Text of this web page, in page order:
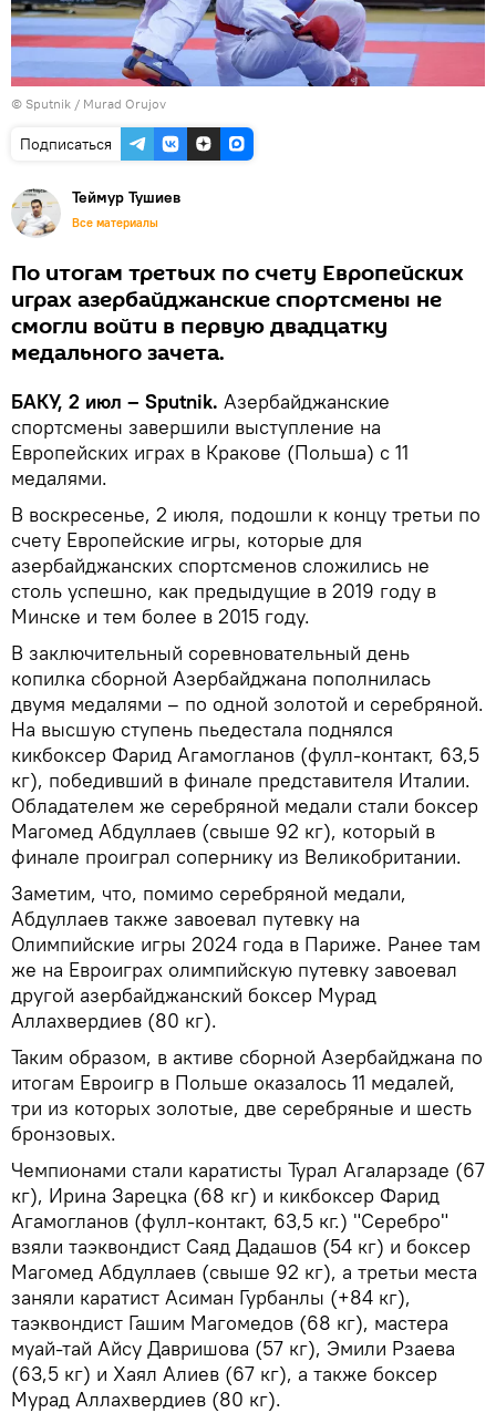
© Sputnik / Murad Orujov
Подписаться
Теймур Тушиев
Все материалы
По итогам третьих по счету Европейских
играх азербайджанские спортсмены не
смогли войти в первую двадцатку
медального зачета.
БАКУ, 2 июл – Sputnik. Азербайджанские
спортсмены завершили выступление на
Европейских играх в Кракове (Польша) с 11
медалями.
В воскресенье, 2 июля, подошли к концу третьи по
счету Европейские игры, которые для
азербайджанских спортсменов сложились не
столь успешно, как предыдущие в 2019 году в
Минске и тем более в 2015 году.
В заключительный соревновательный день
копилка сборной Азербайджана пополнилась
двумя медалями – по одной золотой и серебряной.
На высшую ступень пьедестала поднялся
кикбоксер Фарид Агамогланов (фулл-контакт, 63,5
кг), победивший в финале представителя Италии.
Обладателем же серебряной медали стали боксер
Магомед Абдуллаев (свыше 92 кг), который в
финале проиграл сопернику из Великобритании.
Заметим, что, помимо серебряной медали,
Абдуллаев также завоевал путевку на
Олимпийские игры 2024 года в Париже. Ранее там
же на Евроиграх олимпийскую путевку завоевал
другой азербайджанский боксер Мурад
Аллахвердиев (80 кг).
Таким образом, в активе сборной Азербайджана по
итогам Евроигр в Польше оказалось 11 медалей,
три из которых золотые, две серебряные и шесть
бронзовых.
Чемпионами стали каратисты Турал Агаларзаде (67
кг), Ирина Зарецка (68 кг) и кикбоксер Фарид
Агамогланов (фулл-контакт, 63,5 кг.) "Серебро"
взяли таэквондист Саяд Дадашов (54 кг) и боксер
Магомед Абдуллаев (свыше 92 кг), а третьи места
заняли каратист Асиман Гурбанлы (+84 кг),
таэквондист Гашим Магомедов (68 кг), мастера
муай-тай Айсу Давришова (57 кг), Эмили Рзаева
(63,5 кг) и Хаял Алиев (67 кг), а также боксер
Мурад Аллахвердиев (80 кг).